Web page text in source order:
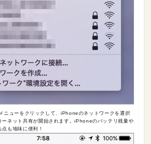
ニューをクリックして、iPhoneのネットワークを選択
ーネット共有が開始されます。iPhoneのバッテリ残量や
も地味に便利！